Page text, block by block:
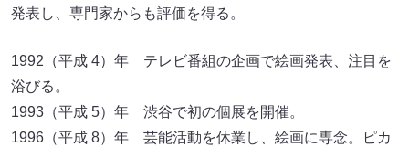
発表し、専門家からも評価を得る。
1992（平成 4）年 テレビ番組の企画で絵画発表、注目を
浴びる。
1993（平成 5）年 渋谷で初の個展を開催。
1996（平成 8）年 芸能活動を休業し、絵画に専念。ピカ